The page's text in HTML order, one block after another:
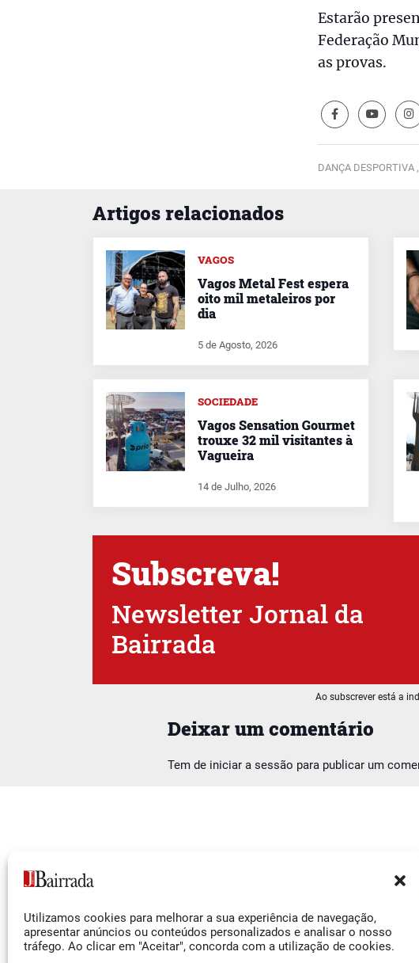
Utilizamos cookies para melhorar a sua experiência de navegação,
apresentar anúncios ou conteúdos personalizados e analisar o nosso
tráfego. Ao clicar em "Aceitar", concorda com a utilização de cookies.
Estarão
Federação
as provas.
DANÇA DESPORTIVA ,
Artigos relacionados
Deixar um comentário
Tem de iniciar a sessão para publicar um
VAGOS
Vagos Metal Fest espera
oito mil metaleiros por
dia
5 de Agosto, 2026
SOCIEDADE
Vagos Sensation Gourmet
trouxe 32 mil visitantes à
Vagueira
14 de Julho, 2026
Subscreva!
Newsletter Jornal da
Bairrada
Ao subscrever está a
Facebook
Instagram
O
Contactos
Ficha